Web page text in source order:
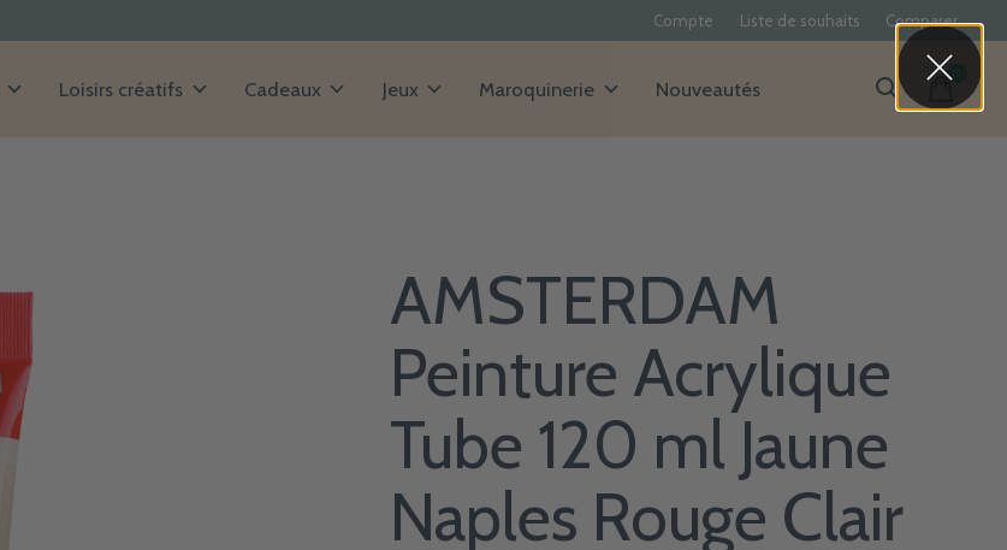
Compte Liste de souhaits Comparer
Loisirs créatifs Cadeaux Jeux Maroquinerie Nouveautés items
AMSTERDAM
Peinture Acrylique
Tube 120 ml Jaune
Naples Rouge Clair